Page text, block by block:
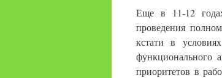
Еще в 11-12
проведения
кстати в
функционального
приоритетов в